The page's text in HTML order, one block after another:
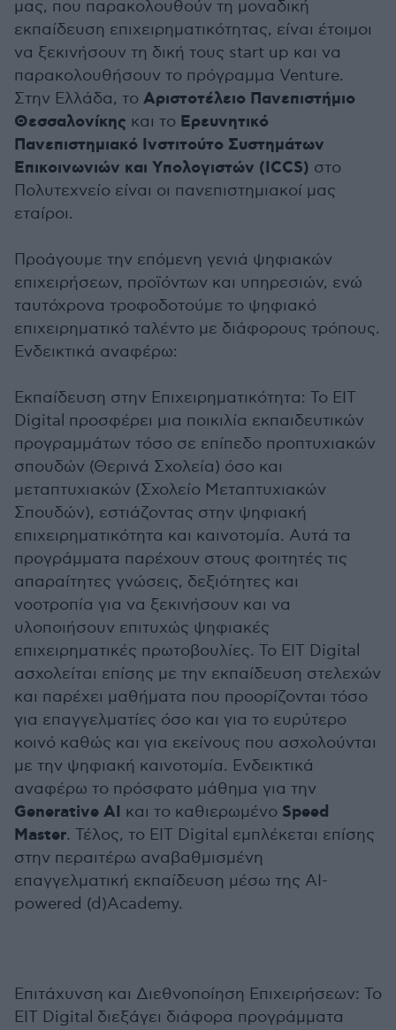
μας, που παρακολουθούν τη μοναδική
εκπαίδευση επιχειρηματικότητας, είναι έτοιμοι
να ξεκινήσουν τη δική τους start up και να
παρακολουθήσουν το πρόγραμμα Venture.
Στην Ελλάδα, το Αριστοτέλειο Πανεπιστήμιο
Θεσσαλονίκης και το Ερευνητικό
Πανεπιστημιακό Ινστιτούτο Συστημάτων
Επικοινωνιών και Υπολογιστών (ICCS) στο
Πολυτεχνείο είναι οι πανεπιστημιακοί μας
εταίροι.
Προάγουμε την επόμενη γενιά ψηφιακών
επιχειρήσεων, προϊόντων και υπηρεσιών, ενώ
ταυτόχρονα τροφοδοτούμε το ψηφιακό
επιχειρηματικό ταλέντο με διάφορους τρόπους.
Ενδεικτικά αναφέρω:
Εκπαίδευση στην Επιχειρηματικότητα: Το EIT
Digital προσφέρει μια ποικιλία εκπαιδευτικών
προγραμμάτων τόσο σε επίπεδο προπτυχιακών
σπουδών (Θερινά Σχολεία) όσο και
μεταπτυχιακών (Σχολείο Μεταπτυχιακών
Σπουδών), εστιάζοντας στην ψηφιακή
επιχειρηματικότητα και καινοτομία. Αυτά τα
προγράμματα παρέχουν στους φοιτητές τις
απαραίτητες γνώσεις, δεξιότητες και
νοοτροπία για να ξεκινήσουν και να
υλοποιήσουν επιτυχώς ψηφιακές
επιχειρηματικές πρωτοβουλίες. Το EIT Digital
ασχολείται επίσης με την εκπαίδευση στελεχών
και παρέχει μαθήματα που προορίζονται τόσο
για επαγγελματίες όσο και για το ευρύτερο
κοινό καθώς και για εκείνους που ασχολούνται
με την ψηφιακή καινοτομία. Ενδεικτικά
αναφέρω το πρόσφατο μάθημα για την
Generative AI και το καθιερωμένο Speed
Master. Τέλος, το EIT Digital εμπλέκεται επίσης
στην περαιτέρω αναβαθμισμένη
επαγγελματική εκπαίδευση μέσω της AI-
powered (d)Academy.
Επιτάχυνση και Διεθνοποίηση Επιχειρήσεων: Το
EIT Digital διεξάγει διάφορα προγράμματα